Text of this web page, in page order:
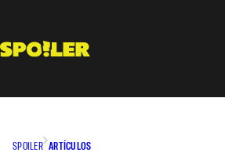
contenido
SPOILER ARTÍCULOS